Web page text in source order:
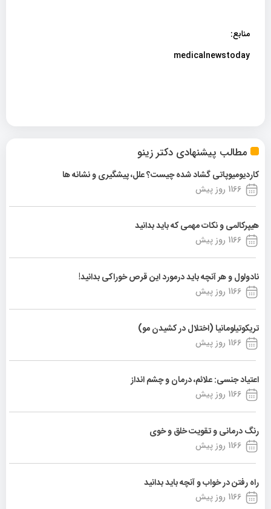
مطالب پیشنهادی دکتر زینو
کاردیومیوپاتی گشاد شده چیست؟ علل، پیشگیری و نشانه ها
1166 روز پیش
هیپرکالمی و نکات مهمی که باید بدانید
1166 روز پیش
نادولول و هر آنچه باید درمورد این قرص خوراکی بدانید!
1166 روز پیش
تریکوتیلومانیا (اختلال در کشیدن مو)
1166 روز پیش
اعتیاد جنسی: علائم، درمان و چشم انداز
1166 روز پیش
رنگ درمانی و تقویت خلق و خوی
1166 روز پیش
راه رفتن در خواب و آنچه باید بدانید
1166 روز پیش
منابع:
medicalnewstoday